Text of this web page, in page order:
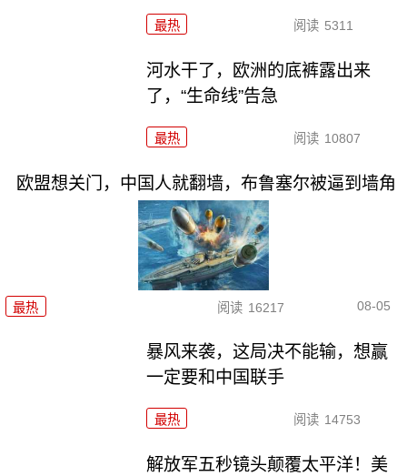
最热 阅读 5311
河水干了，欧洲的底裤露出来
了，“生命线”告急
最热 阅读 10807
欧盟想关门，中国人就翻墙，布鲁塞尔被逼到墙角
最热 阅读 16217 08-05
暴风来袭，这局决不能输，想赢
一定要和中国联手
最热 阅读 14753
解放军五秒镜头颠覆太平洋！美